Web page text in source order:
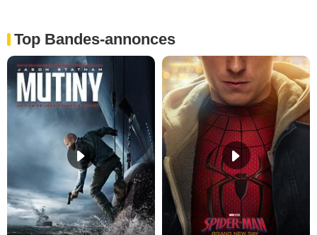
Top Bandes-annonces